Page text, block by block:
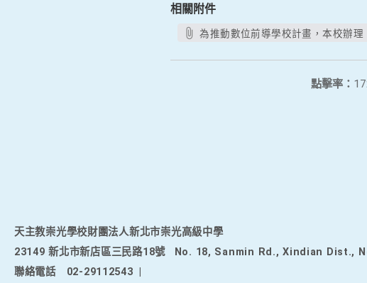
相關附件
為推動數位前導學校計畫，本校辦
點擊率：
天主教崇光學校財團法人新北市崇光高級中學
23149 新北市新店區三民路18號
No. 18, Sanmin Rd., Xindian Dist.,
聯絡電話
02-29112543